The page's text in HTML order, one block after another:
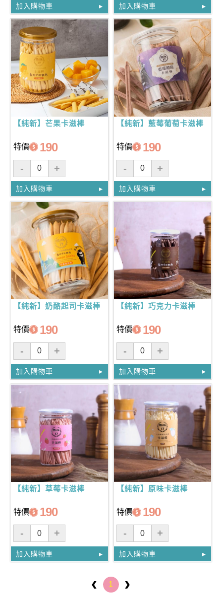
加入購物車 加入購物車
【純新】芒果卡滋棒
特價 190
- +
加入購物車
【純新】藍莓葡萄卡滋棒
特價 190
- +
加入購物車
【純新】奶酪起司卡滋棒
特價 190
- +
加入購物車
【純新】巧克力卡滋棒
特價 190
- +
加入購物車
【純新】草莓卡滋棒
特價 190
- +
加入購物車
【純新】原味卡滋棒
特價 190
- +
加入購物車
1